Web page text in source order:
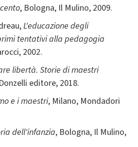
, Bologna, Il Mulino, 2009.
L'educazione degli
tentativi alla pedagogia
2002.
libertà. Storie di maestri
editore, 2018.
e i maestri, Milano, Mondadori
dell'infanzia, Bologna, Il Mulino,